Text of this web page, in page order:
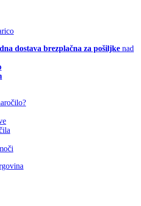
dostava brezplačna za pošiljke nad